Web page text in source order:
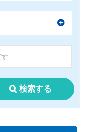
検索する